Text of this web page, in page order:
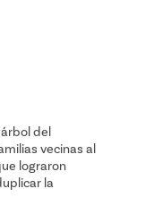
del
vecinas al
lograron
la